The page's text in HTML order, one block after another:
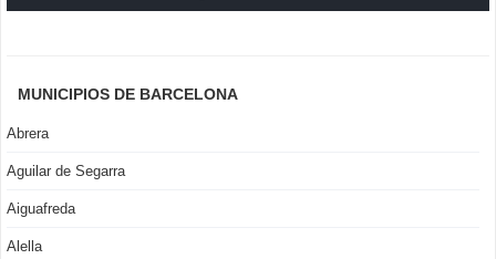
MUNICIPIOS DE BARCELONA
Abrera
Aguilar de Segarra
Aiguafreda
Alella